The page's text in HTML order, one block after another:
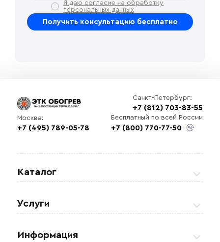
Я даю согласие на обработку
персональных данных
Санкт-Петербург:
+7 (812) 703-83-55
Москва:
+7 (495) 789-05-78
Бесплатный по всей России
+7 (800) 770-77-50
Каталог
Регулирующая аппаратура
Услуги
Информация